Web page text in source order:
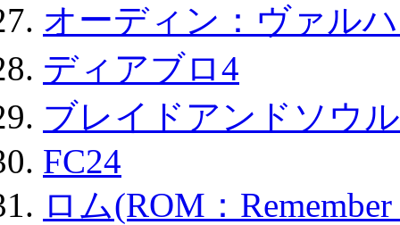
オーディン：ヴァル
ディアブロ4
ブレイドアンドソウ
FC24
ロム(ROM：